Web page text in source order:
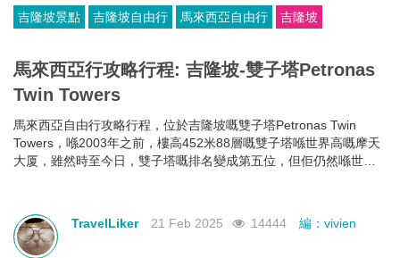
吉隆坡景點 吉隆坡自由行 馬來西亞自由行 吉隆坡
馬來西亞行攻略行程: 吉隆坡-雙子塔Petronas
Twin Towers
馬來西亞自由行攻略行程，位於吉隆坡嘅雙子塔Petronas Twin
Towers，喺2003年之前，樓高452米88層嘅雙子塔喺世界高嘅摩天
大厦，雖然時至今日，雙子塔嘅排名變成第五位，但佢仍然喺世界
TravelLiker 21 Feb 2025 14444 編：vivien